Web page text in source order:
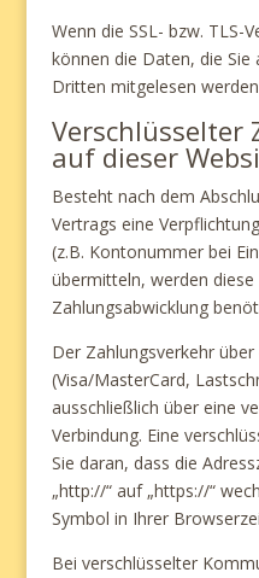
Wenn die SSL- bzw. TLS-
können die Daten, die
Dritten mitgelesen
Verschlüsselter
auf dieser
Besteht nach dem
Vertrags eine
(z.B. Kontonummer bei
übermitteln, werden
Zahlungsabwicklung
Der Zahlungsverkehr
(Visa/MasterCard,
ausschließlich über eine
Verbindung. Eine
Sie daran, dass die
„http://“ auf „https://“
Symbol in Ihrer
Bei verschlüsselter